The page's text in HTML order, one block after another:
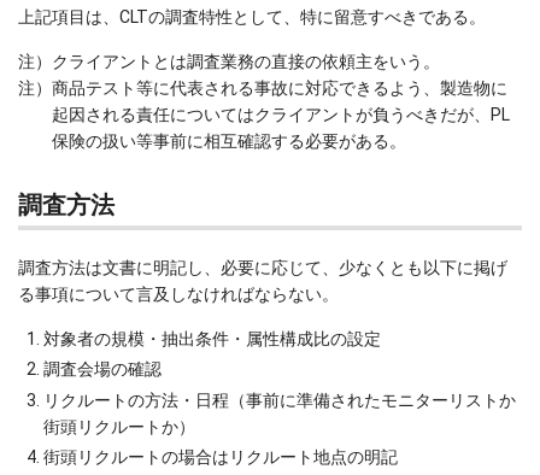
上記項目は、CLTの調査特性として、特に留意すべきである。
注） クライアントとは調査業務の直接の依頼主をいう。
注） 商品テスト等に代表される事故に対応できるよう、製造物に
起因される責任についてはクライアントが負うべきだが、PL
保険の扱い等事前に相互確認する必要がある。
調査方法
調査方法は文書に明記し、必要に応じて、少なくとも以下に掲げ
る事項について言及しなければならない。
対象者の規模・抽出条件・属性構成比の設定
調査会場の確認
リクルートの方法・日程（事前に準備されたモニターリストか
街頭リクルートか）
街頭リクルートの場合はリクルート地点の明記